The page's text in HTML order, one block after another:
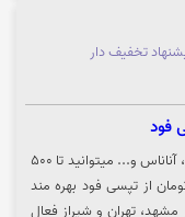
کردن کد معرف، روی گزینه
تخفیف دار
برای خرید انواع میوه پرتقال، موز، انار، کیوی، سیب، آناناس و... میتوانید تا 500
با سبد خرید بالای 2 میلیون تومان از تپسی فود بهره مند
تهران و شیراز فعال